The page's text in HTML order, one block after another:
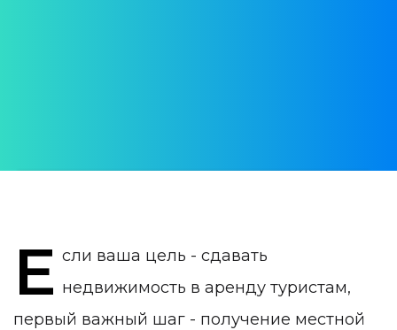
Е сли ваша цель - сдавать
недвижимость в аренду туристам,
первый важный шаг - получение местной